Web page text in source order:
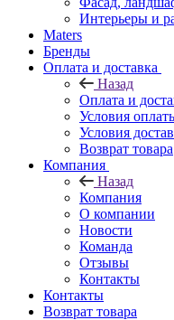
Интерьеры и
Maters
Бренды
Оплата и доставка
Назад
Оплата и
Условия
Условия
Возврат товара
Компания
Назад
Компания
О компании
Новости
Команда
Отзывы
Контакты
Контакты
Возврат товара